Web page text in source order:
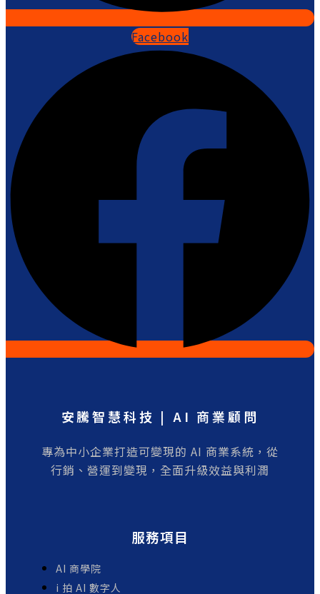
Facebook
安騰智慧科技 | AI 商業顧問
專為中小企業打造可變現的 AI 商業系統，從
行銷、營運到變現，全面升級效益與利潤
服務項目
AI 商學院
i 拍 AI 數字人